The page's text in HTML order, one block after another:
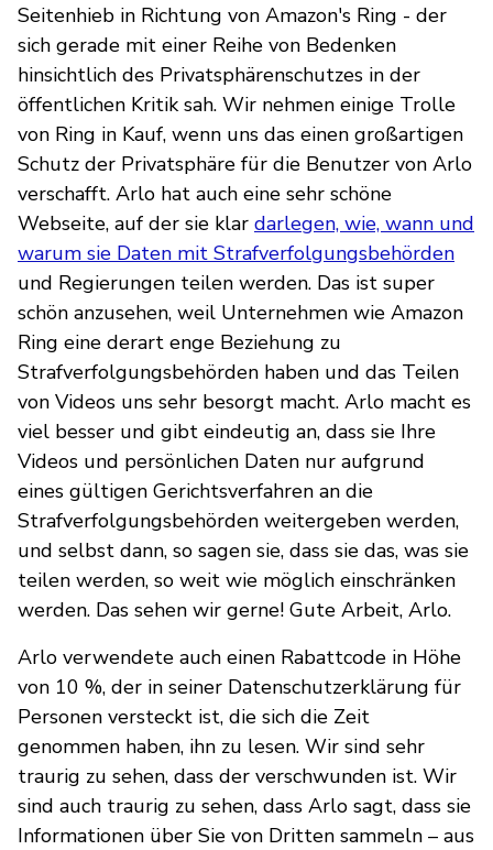
Seitenhieb in Richtung von Amazon's Ring - der
sich gerade mit einer Reihe von Bedenken
hinsichtlich des Privatsphärenschutzes in der
öffentlichen Kritik sah. Wir nehmen einige Trolle
von Ring in Kauf, wenn uns das einen großartigen
Schutz der Privatsphäre für die Benutzer von Arlo
verschafft. Arlo hat auch eine sehr schöne
Webseite, auf der sie klar darlegen, wie, wann und
warum sie Daten mit Strafverfolgungsbehörden
und Regierungen teilen werden. Das ist super
schön anzusehen, weil Unternehmen wie Amazon
Ring eine derart enge Beziehung zu
Strafverfolgungsbehörden haben und das Teilen
von Videos uns sehr besorgt macht. Arlo macht es
viel besser und gibt eindeutig an, dass sie Ihre
Videos und persönlichen Daten nur aufgrund
eines gültigen Gerichtsverfahren an die
Strafverfolgungsbehörden weitergeben werden,
und selbst dann, so sagen sie, dass sie das, was sie
teilen werden, so weit wie möglich einschränken
werden. Das sehen wir gerne! Gute Arbeit, Arlo.
Arlo verwendete auch einen Rabattcode in Höhe
von 10 %, der in seiner Datenschutzerklärung für
Personen versteckt ist, die sich die Zeit
genommen haben, ihn zu lesen. Wir sind sehr
traurig zu sehen, dass der verschwunden ist. Wir
sind auch traurig zu sehen, dass Arlo sagt, dass sie
Informationen über Sie von Dritten sammeln – aus